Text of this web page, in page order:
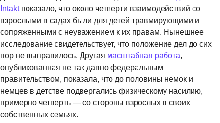
Intakt показало, что около четверти взаимодействий со
взрослыми в садах были для детей травмирующими и
сопряженными с неуважением к их правам. Нынешнее
исследование свидетельствует, что положение дел до сих
пор не выправилось. Другая масштабная работа,
опубликованная не так давно федеральным
правительством, показала, что до половины немок и
немцев в детстве подвергались физическому насилию,
примерно четверть — со стороны взрослых в своих
собственных семьях.